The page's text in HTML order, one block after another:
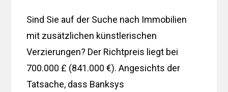
Sind Sie auf der Suche nach Immobilien
mit zusätzlichen künstlerischen
Verzierungen? Der Richtpreis liegt bei
700.000 £ (841.000 €). Angesichts der
Tatsache, dass Banksys